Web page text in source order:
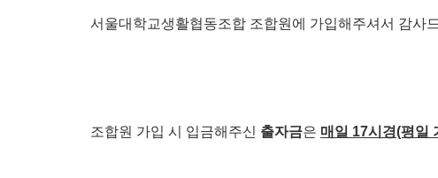
서울대학교생활협동조합 조합원에 가입해주셔서 감사
조합원 가입 시 입금해주신 출자금은 매일 17시경(평일